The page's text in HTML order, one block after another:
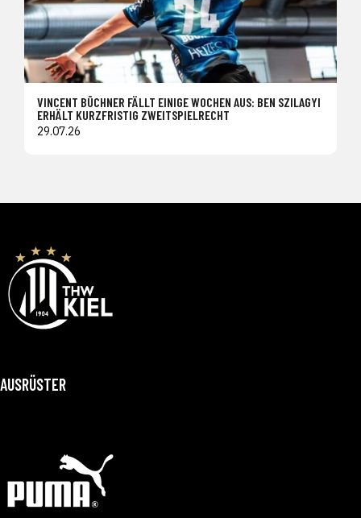
VINCENT BÜCHNER FÄLLT EINIGE WOCHEN AUS: BEN SZILAGYI
ERHÄLT KURZFRISTIG ZWEITSPIELRECHT
29.07.26
AUSRÜSTER